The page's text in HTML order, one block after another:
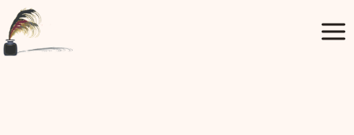
Aller
au
contenu